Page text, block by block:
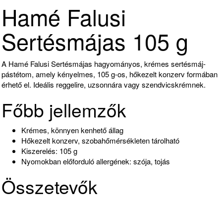
Hamé Falusi
Sertésmájas 105 g
A Hamé Falusi Sertésmájas hagyományos, krémes sertésmáj-
pástétom, amely kényelmes, 105 g-os, hőkezelt konzerv formában
érhető el. Ideális reggelire, uzsonnára vagy szendvicskrémnek.
Főbb jellemzők
Krémes, könnyen kenhető állag
Hőkezelt konzerv, szobahőmérsékleten tárolható
Kiszerelés: 105 g
Nyomokban előforduló allergének: szója, tojás
Összetevők